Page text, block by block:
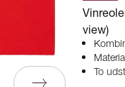
view)
To